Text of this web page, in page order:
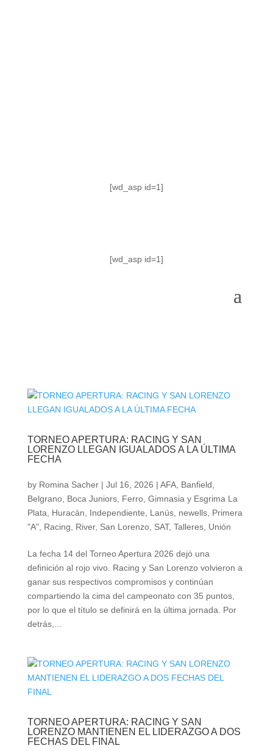
[wd_asp id=1]
[wd_asp id=1]
TORNEO APERTURA: RACING Y SAN
LORENZO LLEGAN IGUALADOS A LA ÚLTIMA
FECHA
by Romina Sacher| Jul 16, 2026 | AFA, Banfield
Belgrano, Boca Juniors, Ferro, Gimnasia y Esgrima La
Plata
Huracán Independiente Lanús, newells, Primera
"A", Racing River, San Lorenzo, SAT, Talleres, Unión
La fecha 14 del Torneo Apertura 2026 dejó una
definición al rojo vivo. Racing y San Lorenzo volvieron a
ganar sus respectivos compromisos y continúan
compartiendo la cima del campeonato con 35 puntos,
por lo que el título se definirá en la última jornada. Por
detrás,...
TORNEO APERTURA: RACING Y SAN
LORENZO MANTIENEN EL LIDERAZGO A DOS
FECHAS DEL FINAL